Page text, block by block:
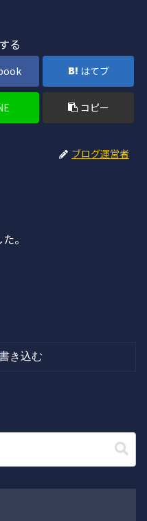
る
はてブ
コピー
ブログ運営者
。
き込む